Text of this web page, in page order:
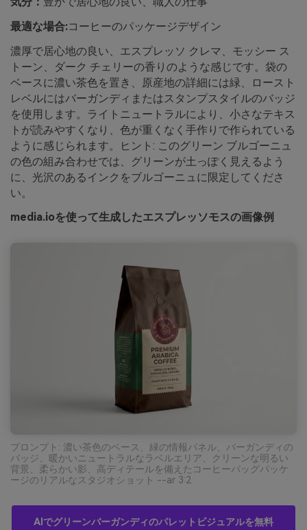
最適な場合:コーヒーのパッケージデザイン
濃厚で居心地の良い、エスプレッソ クレマ、モッシー ス
トーン、ダーク チェリーの香りのような感じです。袋の
ベースに濃い茶色を置き、原産地の詳細には緑、ロースト
レベルにはバーガンディまたはスタンプスタイルのバッジ
を使用します。ライトニュートラルにより、小さなテキス
トが読みやすくなり、色が重くなく手作りで作られている
ように感じられます。ヒント: このグリーン ブルゴーニュ
の色の組み合わせでは、グリーンが土っぽく見えるよう
に、光沢のあるインクをブルゴーニュに限定してくださ
い。
media.ioを使って生成したエスプレッソモスの画像例
プロンプト: 濃い茶色のベース、緑の情報パネル、バーガンディの
バッジ、暖かいニュートラルなラベルエリア、クリーンな明るい
背景、柔らかい影、高ディテールを備えたコーヒーバッグパッケ
ージのリアルなスタジオショット --ar 3:2
AIでグリーンバーガンディのパレットビジュアルを無料